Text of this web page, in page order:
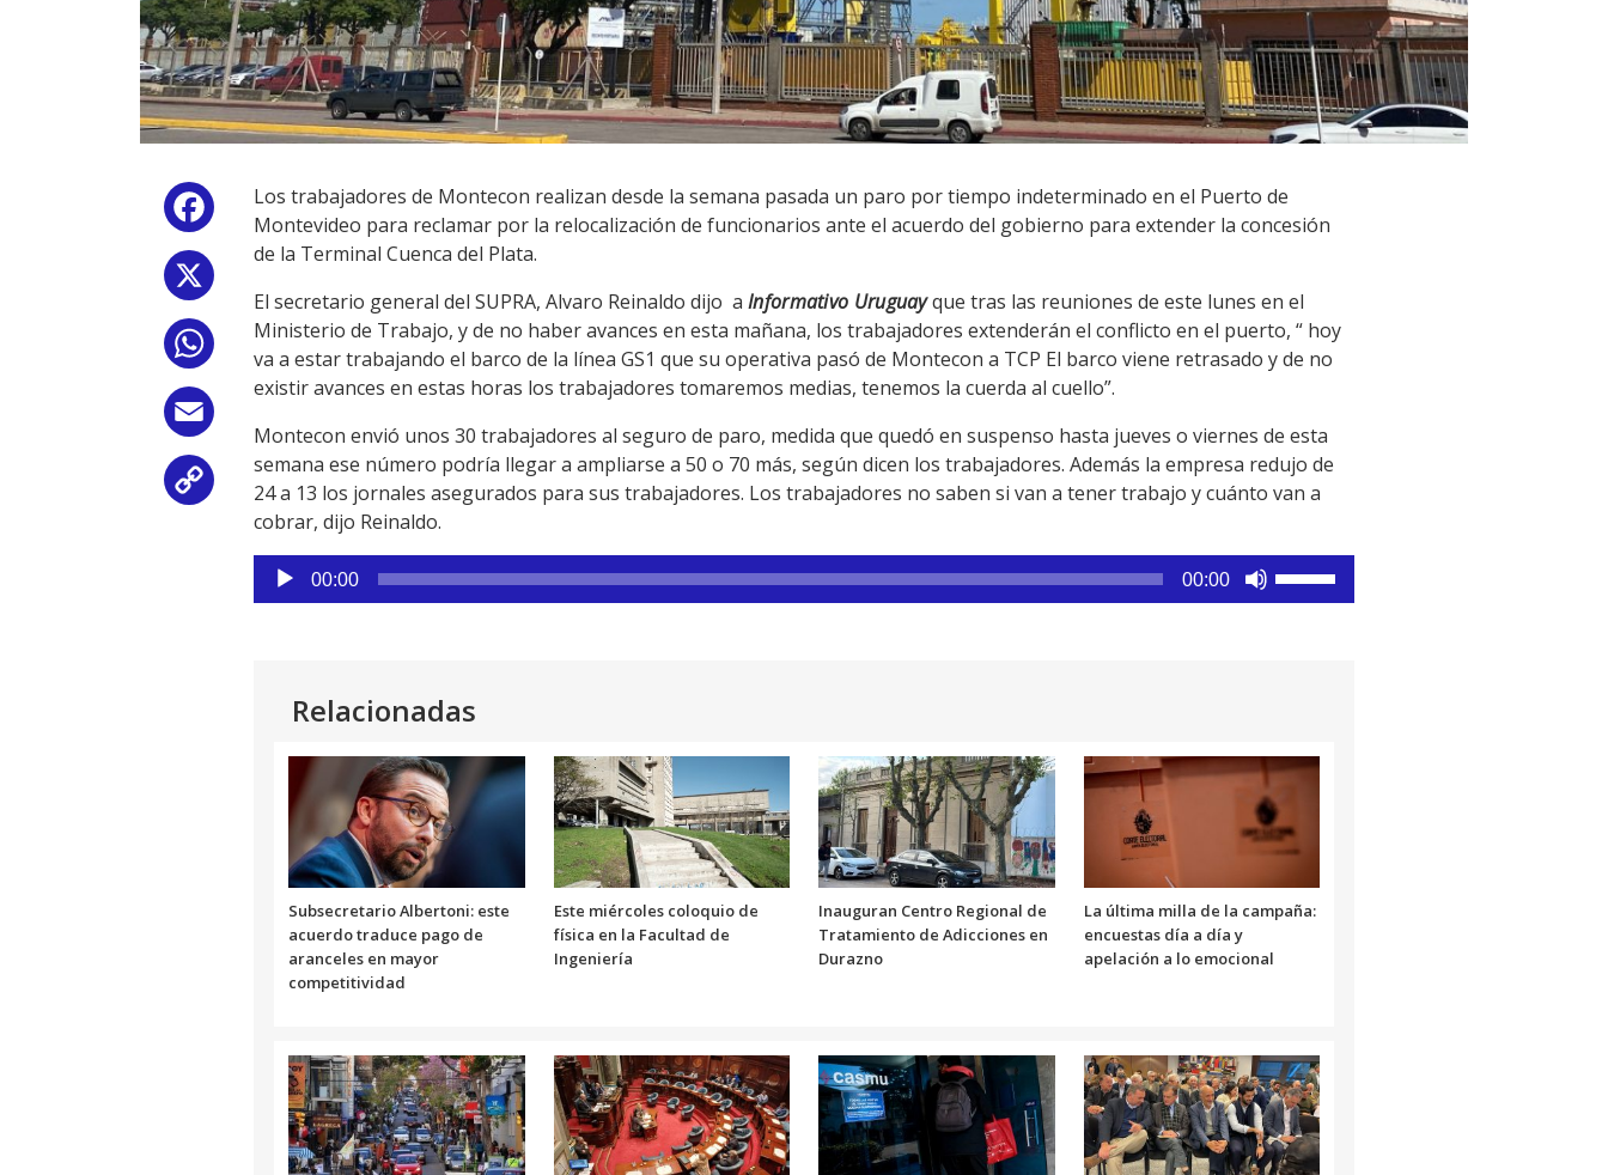
Facebook
WhatsApp
Copy
Link
Los trabajadores de Montecon realizan desde la semana pasada un paro por tiempo indeterminado en el Puerto de
Montevideo para reclamar por la relocalización de funcionarios ante el acuerdo del gobierno para extender la concesión
de la Terminal Cuenca del Plata.
El secretario general del SUPRA, Alvaro Reinaldo dijo a Informativo Uruguayque tras las reuniones de este lunes en el
Ministerio de Trabajo, y de no haber avances en esta mañana, los trabajadores extenderán el conflicto en el puerto, “ hoy
va a estar trabajando el barco de la línea GS1 que su operativa pasó de Montecon a TCP El barco viene retrasado y de no
existir avances en estas horas los trabajadores tomaremos medias, tenemos la cuerda al cuello”.
Montecon envió unos 30 trabajadores al seguro de paro, medida que quedó en suspenso hasta jueves o viernes de esta
semana ese número podría llegar a ampliarse a 50 o 70 más, según dicen los trabajadores. Además la empresa redujo de
24 a 13 los jornales asegurados para sus trabajadores. Los trabajadores no saben si van a tener trabajo y cuánto van a
cobrar, dijo Reinaldo.
Reproductor
de
00:00 00:00
aumentar
o
disminuir
el
volumen.
Relacionadas
Subsecretario Albertoni: este
acuerdo traduce pago de
aranceles en mayor
competitividad
Este miércoles coloquio de
física en la Facultad de
Ingeniería
Inauguran Centro Regional de
Tratamiento de Adicciones en
Durazno
La última milla de la campaña:
encuestas día a día y
apelación a lo emocional